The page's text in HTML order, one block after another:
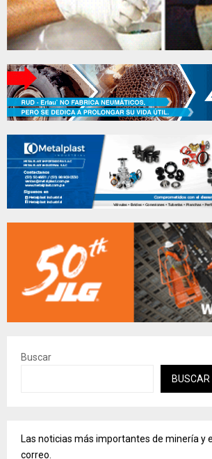
Buscar
BUSCAR
Las noticias más importantes de minería y
correo.